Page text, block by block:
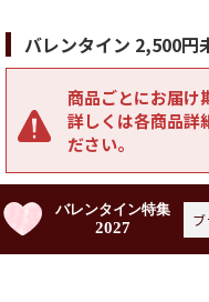
バレンタイン 2,500円
商品ごとにお届け
詳しくは各商品詳
ださい。
バレンタイン特集
2027